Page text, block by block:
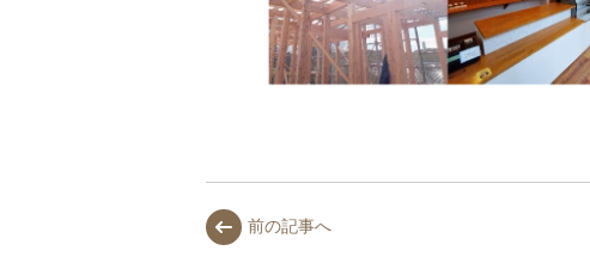
前の記事へ